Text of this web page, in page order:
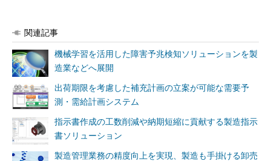
関連記事
機械学習を活用した障害予兆検知ソリューションを製
造業などへ展開
出荷期限を考慮した補充計画の立案が可能な需要予
測・需給計画システム
指示書作成の工数削減や納期短縮に貢献する製造指示
書ソリューション
製造管理業務の精度向上を実現、製造も手掛ける卸売